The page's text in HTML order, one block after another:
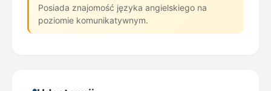
Posiada znajomość języka angielskiego na
poziomie komunikatywnym.